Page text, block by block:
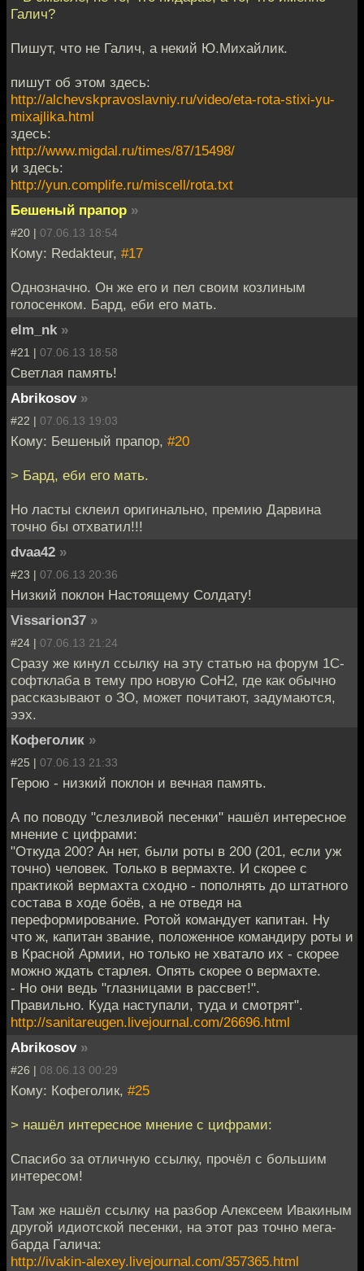
Галич?
Пишут, что не Галич, а некий Ю.Михайлик.
пишут об этом здесь:
http://alchevskpravoslavniy.ru/video/eta-rota-stixi-yu-
mixajlika.html
здесь:
http://www.migdal.ru/times/87/15498/
и здесь:
http://yun.complife.ru/miscell/rota.txt
Бешеный прапор »
#20 | 07.06.13 18:54
Кому: Redakteur, #17
Однозначно. Он же его и пел своим козлиным
голосенком. Бард, еби его мать.
elm_nk »
#21 | 07.06.13 18:58
Светлая память!
Abrikosov »
#22 | 07.06.13 19:03
Кому: Бешеный прапор, #20
> Бард, еби его мать.
Но ласты склеил оригинально, премию Дарвина
точно бы отхватил!!!
dvaa42 »
#23 | 07.06.13 20:36
Низкий поклон Настоящему Солдату!
Vissarion37 »
#24 | 07.06.13 21:24
Сразу же кинул ссылку на эту статью на форум 1С-
софтклаба в тему про новую CoH2, где как обычно
рассказывают о ЗО, может почитают, задумаются,
ээх.
Кофеголик »
#25 | 07.06.13 21:33
Герою - низкий поклон и вечная память.
А по поводу "слезливой песенки" нашёл интересное
мнение с цифрами:
"Откуда 200? Ан нет, были роты в 200 (201, если уж
точно) человек. Только в вермахте. И скорее с
практикой вермахта сходно - пополнять до штатного
состава в ходе боёв, а не отведя на
переформирование. Ротой командует капитан. Ну
что ж, капитан звание, положенное командиру роты и
в Красной Армии, но только не хватало их - скорее
можно ждать старлея. Опять скорее о вермахте.
- Но они ведь "глазницами в рассвет!".
Правильно. Куда наступали, туда и смотрят".
http://sanitareugen.livejournal.com/26696.html
Abrikosov »
#26 | 08.06.13 00:29
Кому: Кофеголик, #25
> нашёл интересное мнение с цифрами:
Спасибо за отличную ссылку, прочёл с большим
интересом!
Там же нашёл ссылку на разбор Алексеем Ивакиным
другой идиотской песенки, на этот раз точно мега-
барда Галича:
http://ivakin-alexey.livejournal.com/357365.html